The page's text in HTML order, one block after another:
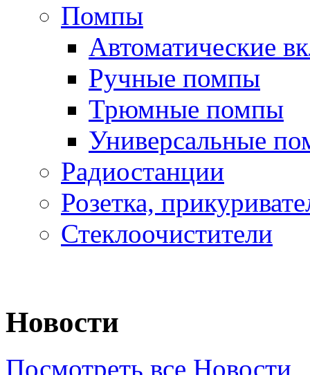
Помпы
Автоматические
Ручные помпы
Трюмные помпы
Универсальные
Радиостанции
Розетка,
Стеклоочистители
Новости
Посмотреть все Новости